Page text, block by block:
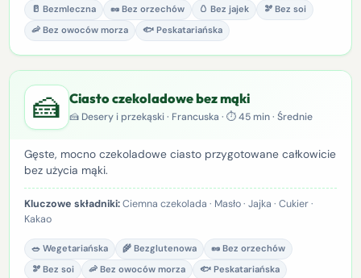
🥛 Bezmleczna
🥜 Bez orzechów 🥚 Bez jajek
🫘 Bez soi
🦐 Bez owoców morza
🐟 Peskatariańska
🍰 Ciasto czekoladowe bez mąki
🍰 Desery i przekąski · Francuska · ⏱ 45 min · Średnie
Gęste, mocno czekoladowe ciasto przygotowane całkowicie
bez użycia mąki.
Kluczowe składniki:Ciemna czekolada · Masło · Jajka · Cukier ·
Kakao
🥗 Wegetariańska 🌾 Bezglutenowa
🥜 Bez orzechów
🫘 Bez soi
🦐 Bez owoców morza 🐟 Peskatariańska